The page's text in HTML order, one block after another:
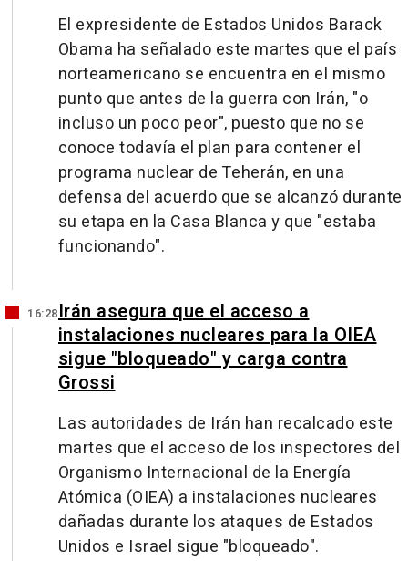
El expresidente de Estados Unidos Barack
Obama ha señalado este martes que el país
norteamericano se encuentra en el mismo
punto que antes de la guerra con Irán, "o
incluso un poco peor", puesto que no se
conoce todavía el plan para contener el
programa nuclear de Teherán, en una
defensa del acuerdo que se alcanzó durante
su etapa en la Casa Blanca y que "estaba
funcionando".
16:28Irán asegura que el acceso a
instalaciones nucleares para la OIEA
sigue "bloqueado" y carga contra
Grossi
Las autoridades de Irán han recalcado este
martes que el acceso de los inspectores del
Organismo Internacional de la Energía
Atómica (OIEA) a instalaciones nucleares
dañadas durante los ataques de Estados
Unidos e Israel sigue "bloqueado".